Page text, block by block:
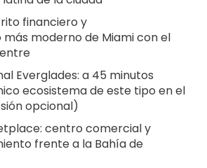
financiero y
más moderno de Miami con el
Everglades: a 45 minutos
ecosistema de este tipo en el
opcional)
centro comercial y
frente a la Bahía de